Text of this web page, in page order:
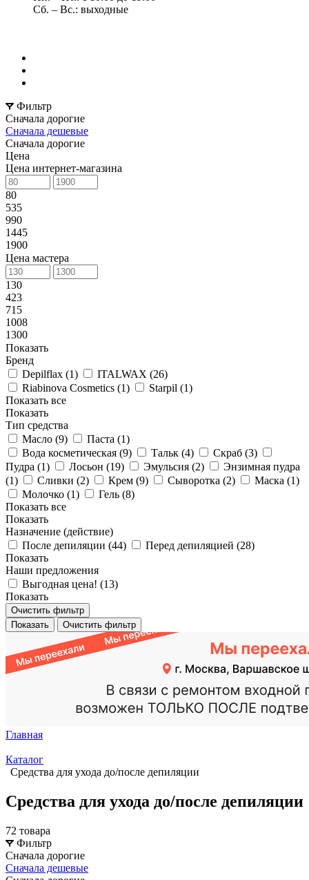
Сб. – Вс.: выходные
Фильтр
Сначала дорогие
Сначала дешевые
Сначала дорогие
Цена
Цена интернет-магазина
80
535
990
1445
1900
Цена мастера
130
423
715
1008
1300
Показать
Бренд
Depilflax (1) ITALWAX (26)
Riabinova Cosmetics (1) Starpil (1)
Показать все
Показать
Тип средства
Масло (9) Паста (1)
Вода косметическая (9) Тальк (4) Скраб (3)
Пудра (1) Лосьон (19) Эмульсия (2)
Энзимная пудра
(1) Сливки (2) Крем (9) Сыворотка (2) Маска (1)
Молочко (1) Гель (8)
Показать все
Показать
Назначение (действие)
После депиляции (44) Перед депиляцией (28)
Показать
Наши предложения
Выгодная цена! (13)
Показать
Очистить фильтр
Показать
Очистить фильтр
Главная
Каталог
Средства для ухода до/после депиляции
Средства для ухода до/после депиляции
72 товара
Фильтр
Сначала дорогие
Сначала дешевые